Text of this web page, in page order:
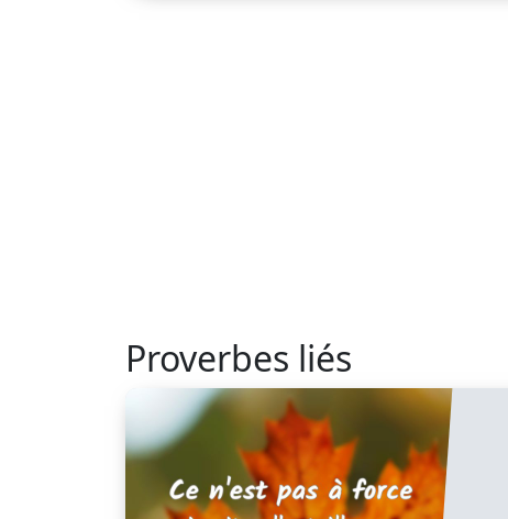
Proverbes liés